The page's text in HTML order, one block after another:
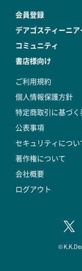
会員登録
デアゴスティーニ
コミュニティ
書店様向け
ご利用規約
個人情報保護方針
特定商取引に基づく
公表事項
セキュリティについ
著作権について
会社概要
ログアウト
©